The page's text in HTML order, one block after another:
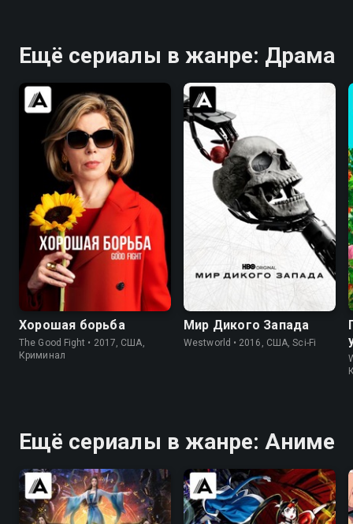
Ещё сериалы в жанре: Драма
7.9 8.3
Хорошая борьба
The Good Fight • 2017, США,
Криминал
8.4
Мир Дикого Запада
Westworld • 2016, США, Sci-Fi
Ещё сериалы в жанре: Аниме